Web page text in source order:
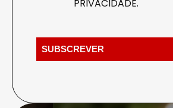
PRIVACIDADE.